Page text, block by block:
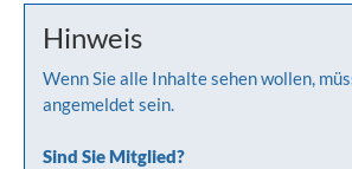
Hinweis
Wenn Sie alle Inhalte sehen wollen,
angemeldet sein.
Sind Sie Mitglied?